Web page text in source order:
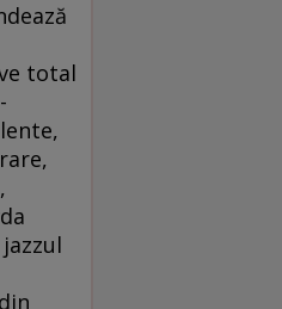
total